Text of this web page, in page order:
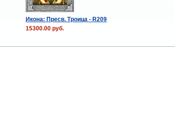
Икона: Пресв. Троица - R209
15300.00 руб.